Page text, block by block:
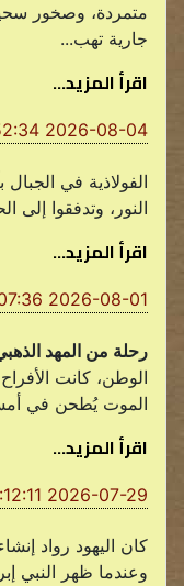
متمردة، وصخور
جارية تهب...
اقرأ المزيد...
2026-08-04 12:52:34
الفولاذية في الجبال
النور، وتدفقوا إلى
اقرأ المزيد...
2026-08-01 20:07:36
رحلة من المهد
الوطن، كانت
الموت يُطحن في
اقرأ المزيد...
2026-07-29 17:12:11
كان اليهود رواد
وعندما ظهر النبي